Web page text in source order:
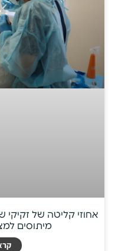
אחוזי קליטה של זקיקי
מיתוסים